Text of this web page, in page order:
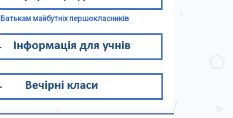
Батькам майбутніх першокласників